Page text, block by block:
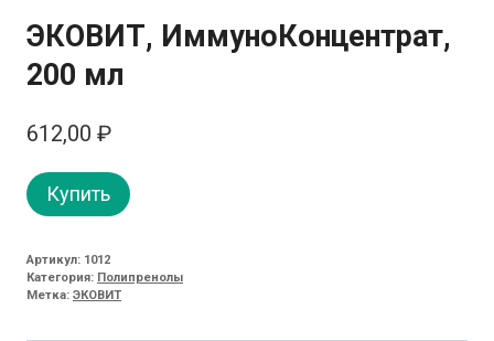
ЭКОВИТ, ИммуноКонцентрат,
200 мл
612,00 ₽
Купить
Артикул: 1012
Категория: Полипренолы
Метка: ЭКОВИТ